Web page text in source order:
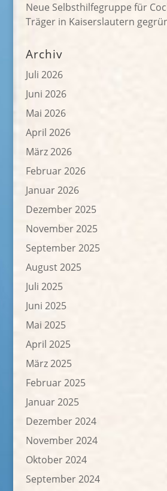
Neue Selbsthilfegruppe für
Träger in Kaiserslautern
Archiv
Juli 2026
Juni 2026
Mai 2026
April 2026
März 2026
Februar 2026
Januar 2026
Dezember 2025
November 2025
September 2025
August 2025
Juli 2025
Juni 2025
Mai 2025
April 2025
März 2025
Februar 2025
Januar 2025
Dezember 2024
November 2024
Oktober 2024
September 2024